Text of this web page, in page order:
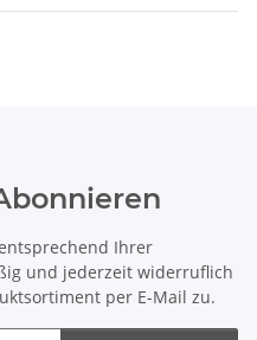
Ihrer
und jederzeit widerruflich
per E-Mail zu.